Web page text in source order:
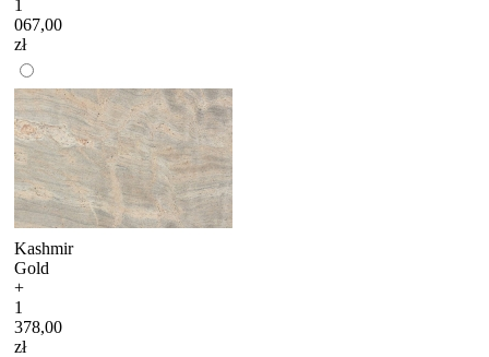
1
067,00
zł
Kashmir
Gold
+
1
378,00
zł